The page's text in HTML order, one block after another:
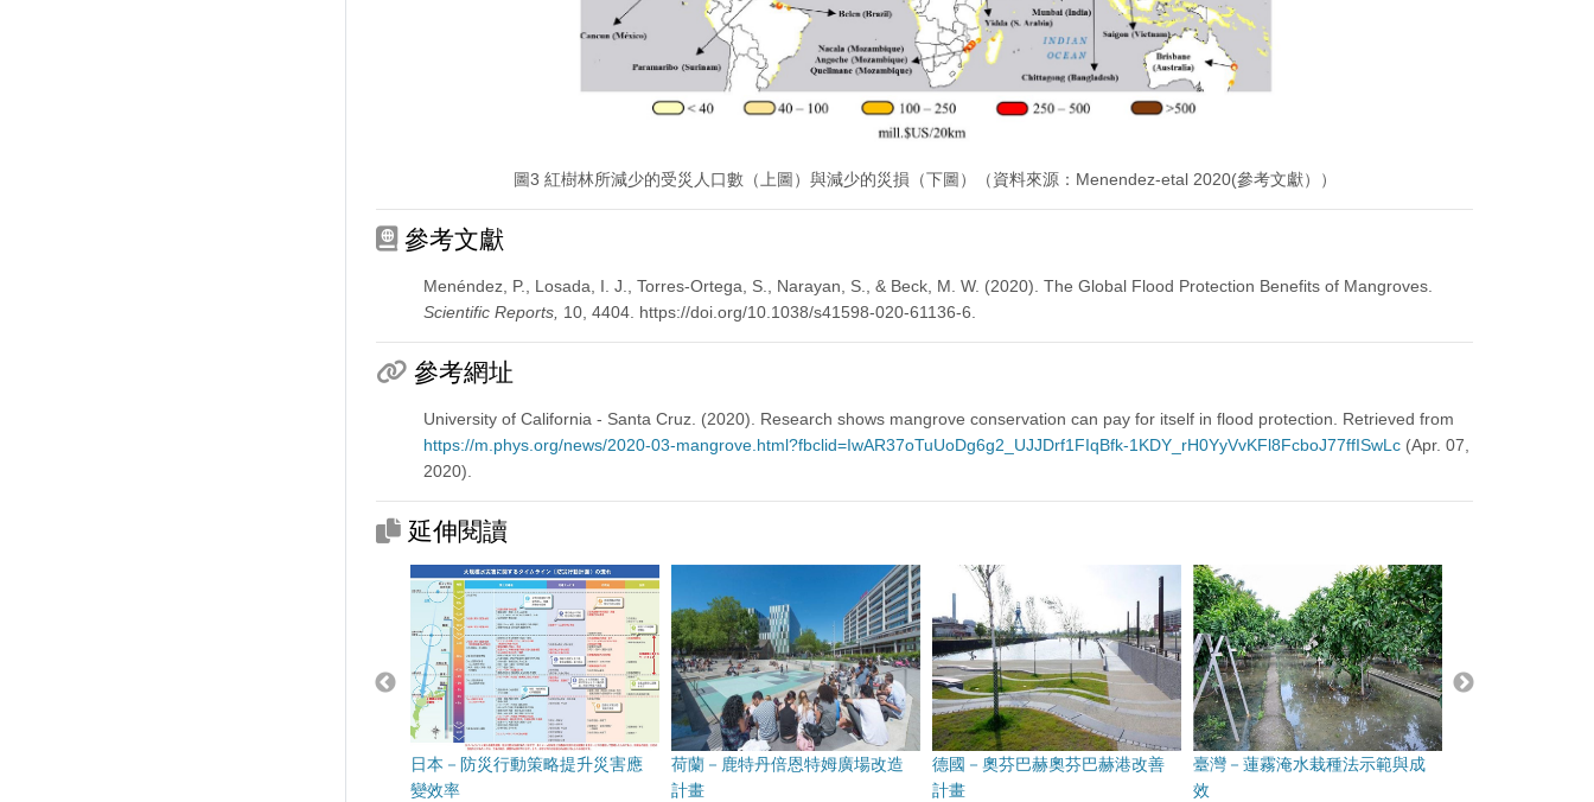
圖3 紅樹林所減少的受災人口數（上圖）與減少的災損（下圖）（資料來源：Menendez-etal 2020(參考文獻））
參考文獻
Menéndez, P., Losada, I. J., Torres-Ortega, S., Narayan, S., & Beck, M. W. (2020). The Global Flood Protection Benefits of Mangroves.
Scientific Reports, 10, 4404. https://doi.org/10.1038/s41598-020-61136-6.
參考網址
University of California - Santa Cruz. (2020). Research shows mangrove conservation can pay for itself in flood protection. Retrieved from
https://m.phys.org/news/2020-03-mangrove.html?fbclid=IwAR37oTuUoDg6g2_UJJDrf1FIqBfk-1KDY_rH0YyVvKFl8FcboJ77ffISwLc (Apr. 07,
2020).
延伸閱讀
日本－防災行動策略提升災害應
變效率
荷蘭－鹿特丹倍恩特姆廣場改造
計畫
德國－奧芬巴赫奧芬巴赫港改善
計畫
臺灣－蓮霧淹水栽種法示範與成
效